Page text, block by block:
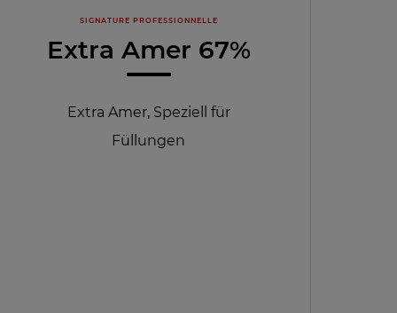
SIGNATURE PROFESSIONNELLE
Extra Amer 67%
Extra Amer, Speziell für
Füllungen